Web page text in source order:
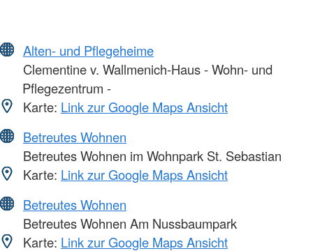
Alten- und Pflegeheime
Clementine v. Wallmenich-Haus - Wohn- und
Pflegezentrum -
Karte: Link zur Google Maps Ansicht
Betreutes Wohnen
Betreutes Wohnen im Wohnpark St. Sebastian
Karte: Link zur Google Maps Ansicht
Betreutes Wohnen
Betreutes Wohnen Am Nussbaumpark
Karte: Link zur Google Maps Ansicht